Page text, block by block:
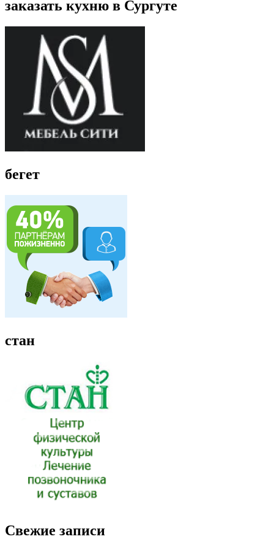
заказать кухню в Сургуте
бегет
стан
Свежие записи